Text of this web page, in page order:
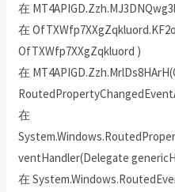
在
在
OfTXWfp7XXgZqkluord )
在
在
ventHandler(Delegate
在